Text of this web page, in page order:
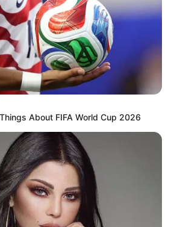
About FIFA World Cup 2026